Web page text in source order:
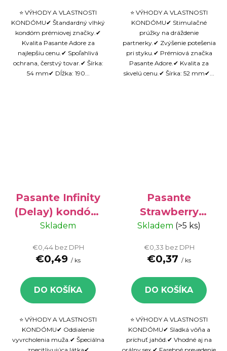
⭐ VÝHODY A VLASTNOSTI
KONDÓMU✔ Štandardný vlhký
kondóm prémiovej značky.✔
Kvalita Pasante Adore za
najlepšiu cenu.✔ Spoľahlivá
ochrana, čerstvý tovar.✔ Šírka:
54 mm✔ Dĺžka: 190...
⭐ VÝHODY A VLASTNOSTI
KONDÓMU✔ Stimulačné
prúžky na dráždenie
partnerky.✔ Zvýšenie potešenia
pri styku.✔ Prémiová značka
Pasante Adore.✔ Kvalita za
skvelú cenu.✔ Šírka: 52 mm✔...
Pasante Infinity
(Delay) kondóm
- predlžujúci
Skladem
€0,44 bez DPH
€0,49 / ks
DO KOŠÍKA
⭐ VÝHODY A VLASTNOSTI
KONDÓMU✔ Oddialenie
vyvrcholenia muža.✔ Špeciálna
Pasante
Strawberry
kondóm -
kondóm, 1 ks
Skladem (>5 ks)
€0,33 bez DPH
€0,37 / ks
DO KOŠÍKA
⭐ VÝHODY A VLASTNOSTI
KONDÓMU✔ Sladká vôňa a
príchuť jahôd.✔ Vhodné aj na